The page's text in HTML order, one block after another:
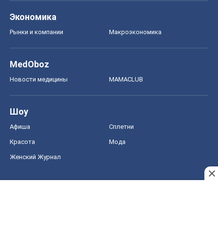
Экономика
Рынки и компании Mакроэкономика
MedOboz
Новости медицины MAMACLUB
Шоу
Афиша Сплетни
Красота Мода
Женский Журнал